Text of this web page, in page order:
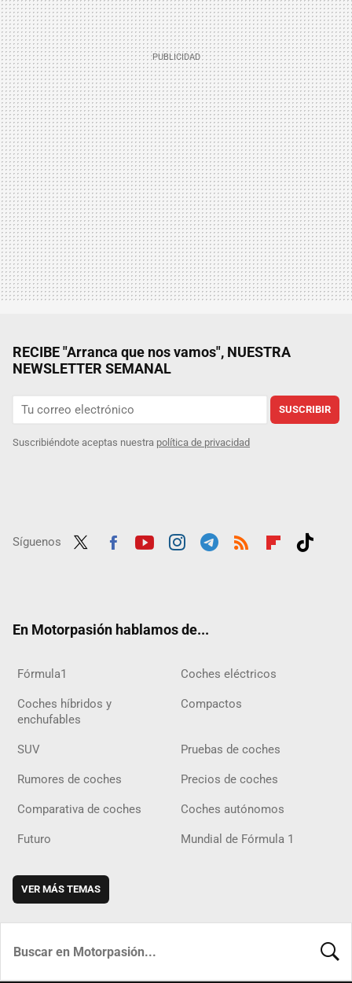
RECIBE "Arranca que nos vamos", NUESTRA
NEWSLETTER SEMANAL
SUSCRIBIR
Suscribiéndote aceptas nuestra política de privacidad
Síguenos
En Motorpasión hablamos de...
Fórmula1 Coches eléctricos
Coches híbridos y
enchufables
Compactos
SUV Pruebas de coches
Rumores de coches Precios de coches
Comparativa de coches Coches autónomos
Futuro Mundial de Fórmula 1
VER MÁS TEMAS